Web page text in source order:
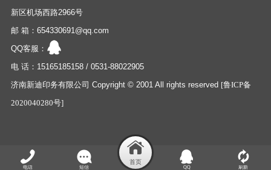
电话 短信 QQ 刷新
新区机场西路2966号
邮 箱：654330691@qq.com
QQ客服：
电 话：15165185158 / 0531-88022905
济南新迪印务有限公司 Copyright © 2001 All rights reserved [鲁ICP备
2020040280号]